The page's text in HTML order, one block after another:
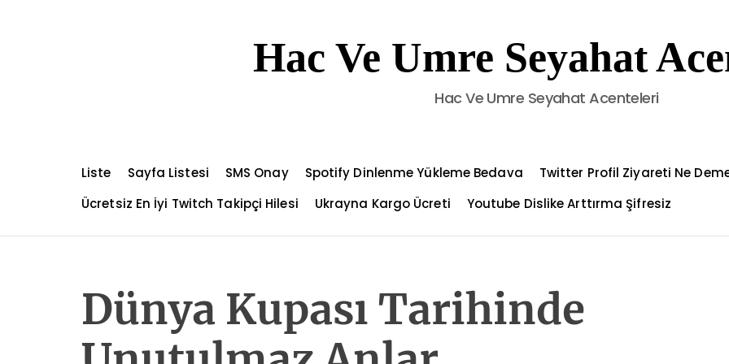
t
Hac Ve Umre Seyahat
Hac Ve Umre Seyahat Acenteleri
Liste Sayfa Listesi SMS Onay Spotify Dinlenme Yükleme Bedava
Twitter Profil Ziyareti Ne
Ücretsiz En İyi Twitch Takipçi Hilesi
Ukrayna Kargo Ücreti Youtube Dislike Arttırma Şifresiz
Dünya Kupası Tarihinde